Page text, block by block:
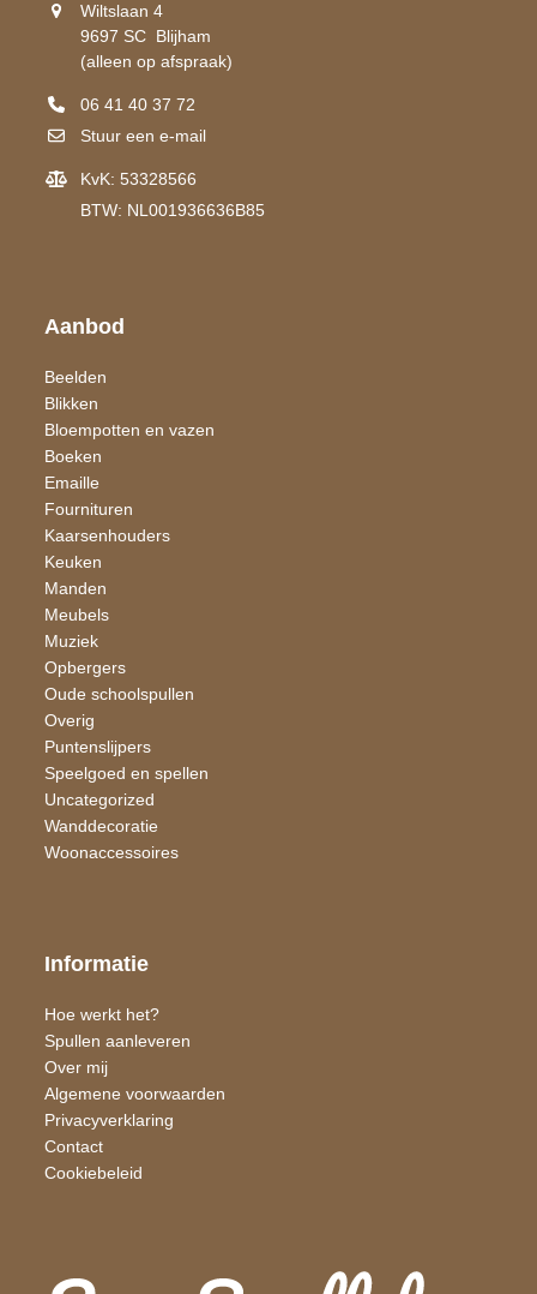
Wiltslaan 4
9697 SC Blijham
(alleen op afspraak)
06 41 40 37 72
Stuur een e-mail
KvK: 53328566
BTW: NL001936636B85
Aanbod
Beelden
Blikken
Bloempotten en vazen
Boeken
Emaille
Fournituren
Kaarsen​houders
Keuken
Manden
Meubels
Muziek
Opbergers
Oude schoolspullen
Overig
Puntenslijpers
Speelgoed en spellen
Uncategorized
Wand​decoratie
Woon​accessoires
Informatie
Hoe werkt het?
Spullen aanleveren
Over mij
Algemene voorwaarden
Privacyverklaring
Contact
Cookiebeleid